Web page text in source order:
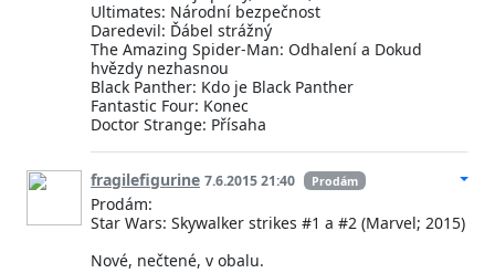
Ultimates: Národní bezpečnost
Daredevil: Ďábel strážný
The Amazing Spider-Man: Odhalení a Dokud
hvězdy nezhasnou
Black Panther: Kdo je Black Panther
Fantastic Four: Konec
Doctor Strange: Přísaha
fragilefigurine 7.6.2015 21:40 Prodám
Prodám:
Star Wars: Skywalker strikes #1 a #2 (Marvel; 2015)
Nové, nečtené, v obalu.